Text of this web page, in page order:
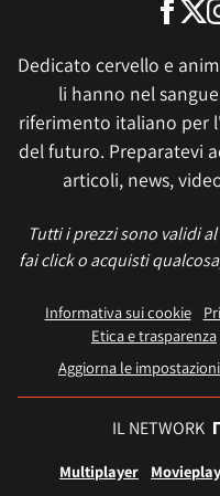
Dedicato cervello e
li hanno nel
riferimento italiano per
del futuro. Preparatevi
articoli, news,
Tutti i prezzi sono validi
fai click o acquisti
Informativa sui cookie
Etica e trasparenza
Aggiorna le
IL NETWORK
Multiplayer